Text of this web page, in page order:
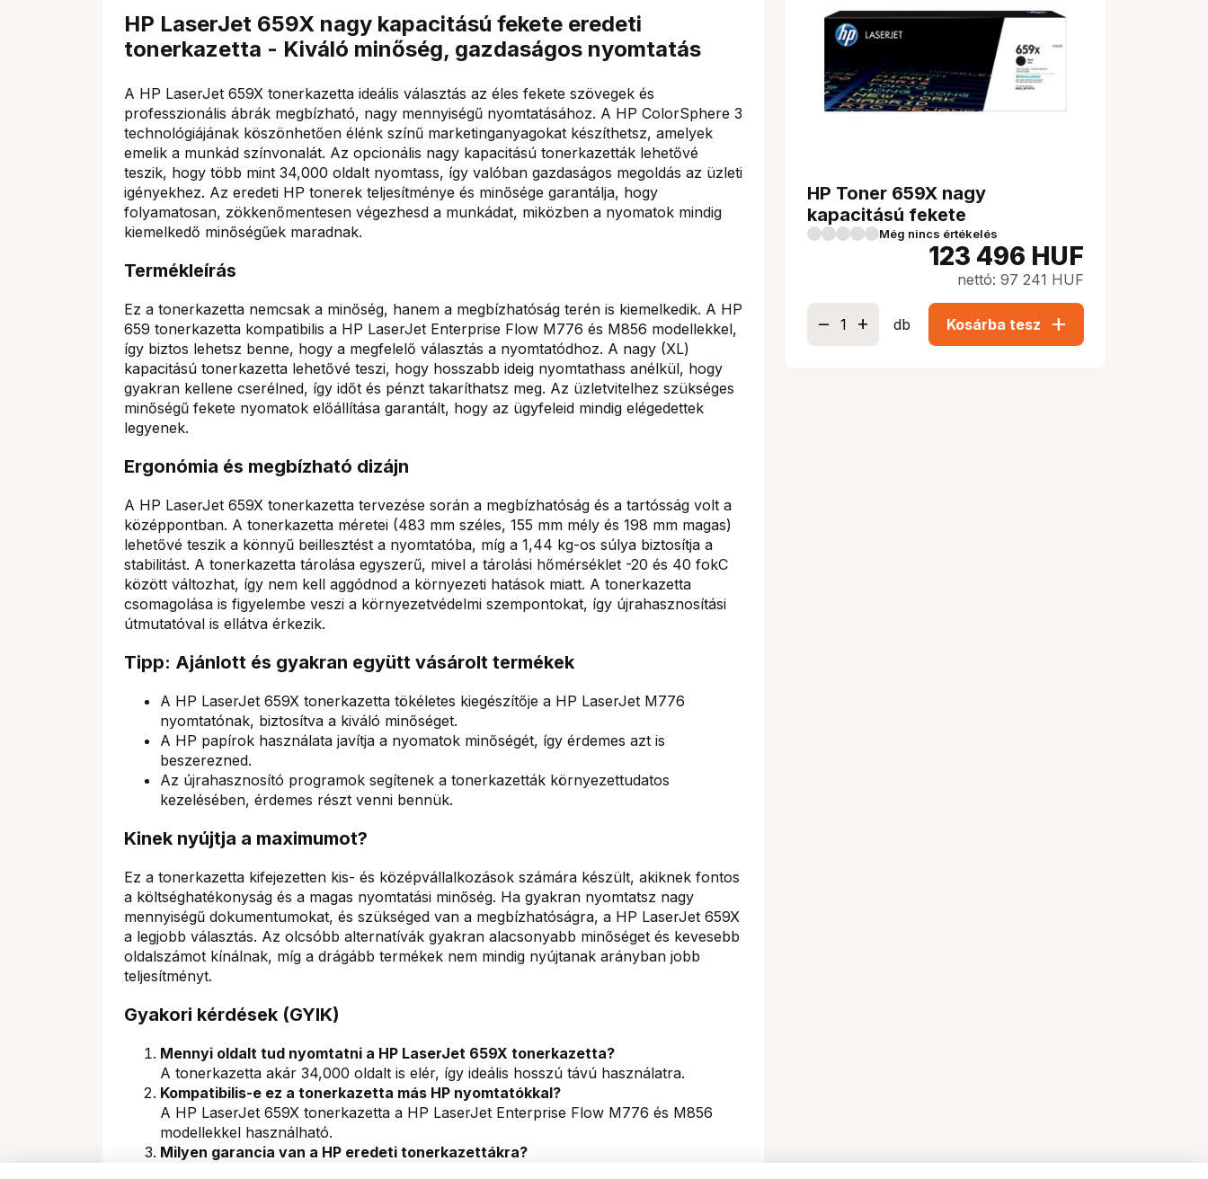
HP LaserJet 659X nagy kapacitású fekete eredeti
tonerkazetta - Kiváló minőség, gazdaságos nyomtatás
A HP LaserJet 659X tonerkazetta ideális választás az éles fekete szövegek és
professzionális ábrák megbízható, nagy mennyiségű nyomtatásához. A HP ColorSphere 3
technológiájának köszönhetően élénk színű marketinganyagokat készíthetsz, amelyek
emelik a munkád színvonalát. Az opcionális nagy kapacitású tonerkazetták lehetővé
teszik, hogy több mint 34,000 oldalt nyomtass, így valóban gazdaságos megoldás az üzleti
igényekhez. Az eredeti HP tonerek teljesítménye és minősége garantálja, hogy
folyamatosan, zökkenőmentesen végezhesd a munkádat, miközben a nyomatok mindig
kiemelkedő minőségűek maradnak.
Termékleírás
Ez a tonerkazetta nemcsak a minőség, hanem a megbízhatóság terén is kiemelkedik. A HP
659 tonerkazetta kompatibilis a HP LaserJet Enterprise Flow M776 és M856 modellekkel,
így biztos lehetsz benne, hogy a megfelelő választás a nyomtatódhoz. A nagy (XL)
kapacitású tonerkazetta lehetővé teszi, hogy hosszabb ideig nyomtathass anélkül, hogy
gyakran kellene cserélned, így időt és pénzt takaríthatsz meg. Az üzletvitelhez szükséges
minőségű fekete nyomatok előállítása garantált, hogy az ügyfeleid mindig elégedettek
legyenek.
Ergonómia és megbízható dizájn
A HP LaserJet 659X tonerkazetta tervezése során a megbízhatóság és a tartósság volt a
középpontban. A tonerkazetta méretei (483 mm széles, 155 mm mély és 198 mm magas)
lehetővé teszik a könnyű beillesztést a nyomtatóba, míg a 1,44 kg-os súlya biztosítja a
stabilitást. A tonerkazetta tárolása egyszerű, mivel a tárolási hőmérséklet -20 és 40 fokC
között változhat, így nem kell aggódnod a környezeti hatások miatt. A tonerkazetta
csomagolása is figyelembe veszi a környezetvédelmi szempontokat, így újrahasznosítási
útmutatóval is ellátva érkezik.
Tipp: Ajánlott és gyakran együtt vásárolt termékek
A HP LaserJet 659X tonerkazetta tökéletes kiegészítője a HP LaserJet M776
nyomtatónak, biztosítva a kiváló minőséget.
A HP papírok használata javítja a nyomatok minőségét, így érdemes azt is
beszerezned.
Az újrahasznosító programok segítenek a tonerkazetták környezettudatos
kezelésében, érdemes részt venni bennük.
Kinek nyújtja a maximumot?
Ez a tonerkazetta kifejezetten kis- és középvállalkozások számára készült, akiknek fontos
a költséghatékonyság és a magas nyomtatási minőség. Ha gyakran nyomtatsz nagy
mennyiségű dokumentumokat, és szükséged van a megbízhatóságra, a HP LaserJet 659X
a legjobb választás. Az olcsóbb alternatívák gyakran alacsonyabb minőséget és kevesebb
oldalszámot kínálnak, míg a drágább termékek nem mindig nyújtanak arányban jobb
teljesítményt.
Gyakori kérdések (GYIK)
Mennyi oldalt tud nyomtatni a HP LaserJet 659X tonerkazetta?
A tonerkazetta akár 34,000 oldalt is elér, így ideális hosszú távú használatra.
Kompatibilis-e ez a tonerkazetta más HP nyomtatókkal?
A HP LaserJet 659X tonerkazetta a HP LaserJet Enterprise Flow M776 és M856
modellekkel használható.
Milyen garancia van a HP eredeti tonerkazettákra?
HP Toner 659X nagy
kapacitású fekete
Még nincs értékelés
123 496 HUF
nettó: 97 241 HUF
db Kosárba tesz add